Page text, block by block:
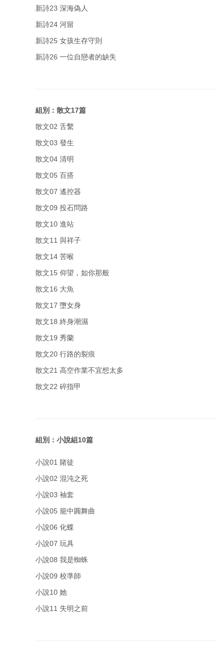
新詩23 深海偽人
新詩24 河留
新詩25 女孩生存守則
新詩26 一位自戀者的缺失
組別：散文17篇
散文02 舌繫
散文03 發生
散文04 清明
散文05 百搭
散文07 遙控器
散文09 投石問路
散文10 進站
散文11 與祥子
散文14 苦喉
散文15 仰望，如你那般
散文16 大魚
散文17 墮女身
散文18 終身潮濕
散文19 秀蘭
散文20 行路的裂痕
散文21 高空作業不宜想太多
散文22 碎指甲
組別：小說組10篇
小說01 賭徒
小說02 混沌之死
小說03 袖套
小說05 籠中圓舞曲
小說06 化蝶
小說07 玩具
小說08 我是蜘蛛
小說09 校準師
小說10 她
小說11 失明之前